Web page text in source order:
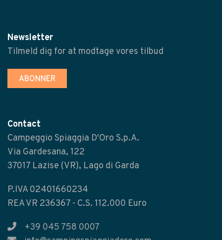
Newsletter
Tilmeld dig for at modtage vores tilbud
ABONNER
Contact
Campeggio Spiaggia D'Oro S.p.A.
Via Gardesana, 122
37017 Lazise (VR), Lago di Garda
P.IVA 02401660234
REA VR 236367 - C.S. 112.000 Euro
+39 045 758 0007